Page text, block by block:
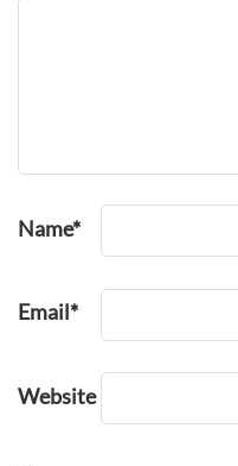
Name*
Email*
Website